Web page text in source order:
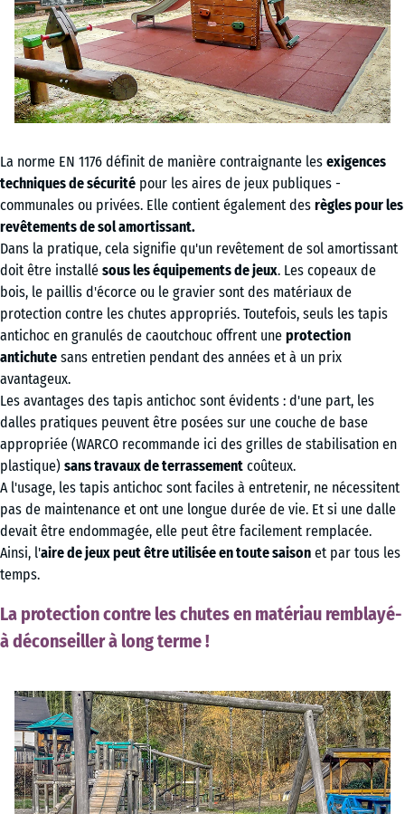
La norme EN 1176 définit de manière contraignante les exigences
techniques de sécurité pour les aires de jeux publiques -
communales ou privées. Elle contient également des règles pour les
revêtements de sol amortissant.
Dans la pratique, cela signifie qu'un revêtement de sol amortissant
doit être installé sous les équipements de jeux. Les copeaux de
bois, le paillis d'écorce ou le gravier sont des matériaux de
protection contre les chutes appropriés. Toutefois, seuls les tapis
antichoc en granulés de caoutchouc offrent une protection
antichute sans entretien pendant des années et à un prix
avantageux.
Les avantages des tapis antichoc sont évidents : d'une part, les
dalles pratiques peuvent être posées sur une couche de base
appropriée (WARCO recommande ici des grilles de stabilisation en
plastique) sans travaux de terrassement coûteux.
A l'usage, les tapis antichoc sont faciles à entretenir, ne nécessitent
pas de maintenance et ont une longue durée de vie. Et si une dalle
devait être endommagée, elle peut être facilement remplacée.
Ainsi, l'aire de jeux peut être utiliséeen toute saison et par tous les
temps.
La protection contre les chutes en matériau remblayé-
à déconseiller à long terme !